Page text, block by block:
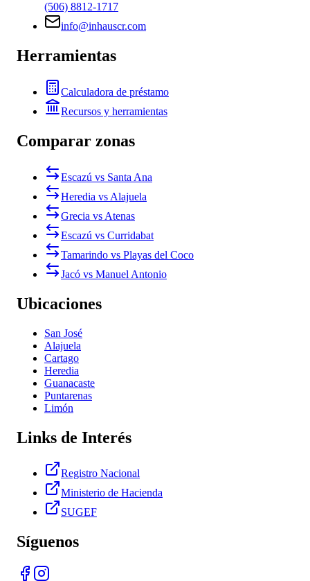
(506) 8812-1717
info@inhauscr.com
Herramientas
Calculadora de préstamo
Recursos y herramientas
Comparar zonas
Escazú vs Santa Ana
Heredia vs Alajuela
Grecia vs Atenas
Escazú vs Curridabat
Tamarindo vs Playas del Coco
Jacó vs Manuel Antonio
Ubicaciones
San José
Alajuela
Cartago
Heredia
Guanacaste
Puntarenas
Limón
Links de Interés
Registro Nacional
Ministerio de Hacienda
SUGEF
Síguenos